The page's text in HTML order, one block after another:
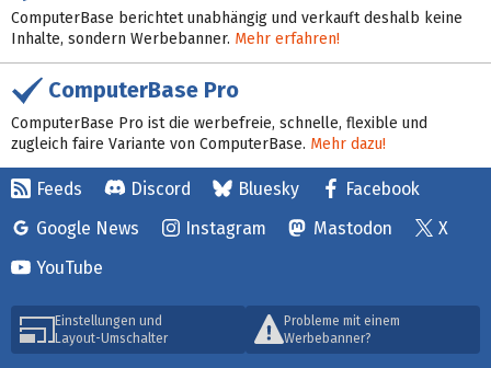
ComputerBase berichtet unabhängig und verkauft deshalb keine
Inhalte, sondern Werbebanner. Mehr erfahren!
ComputerBase Pro
ComputerBase Pro ist die werbefreie, schnelle, flexible und
zugleich faire Variante von ComputerBase. Mehr dazu!
Feeds Discord Bluesky
Facebook
Google News
Instagram Mastodon
X
YouTube
Einstellungen und
Layout-Umschalter
Probleme mit einem
Werbebanner?